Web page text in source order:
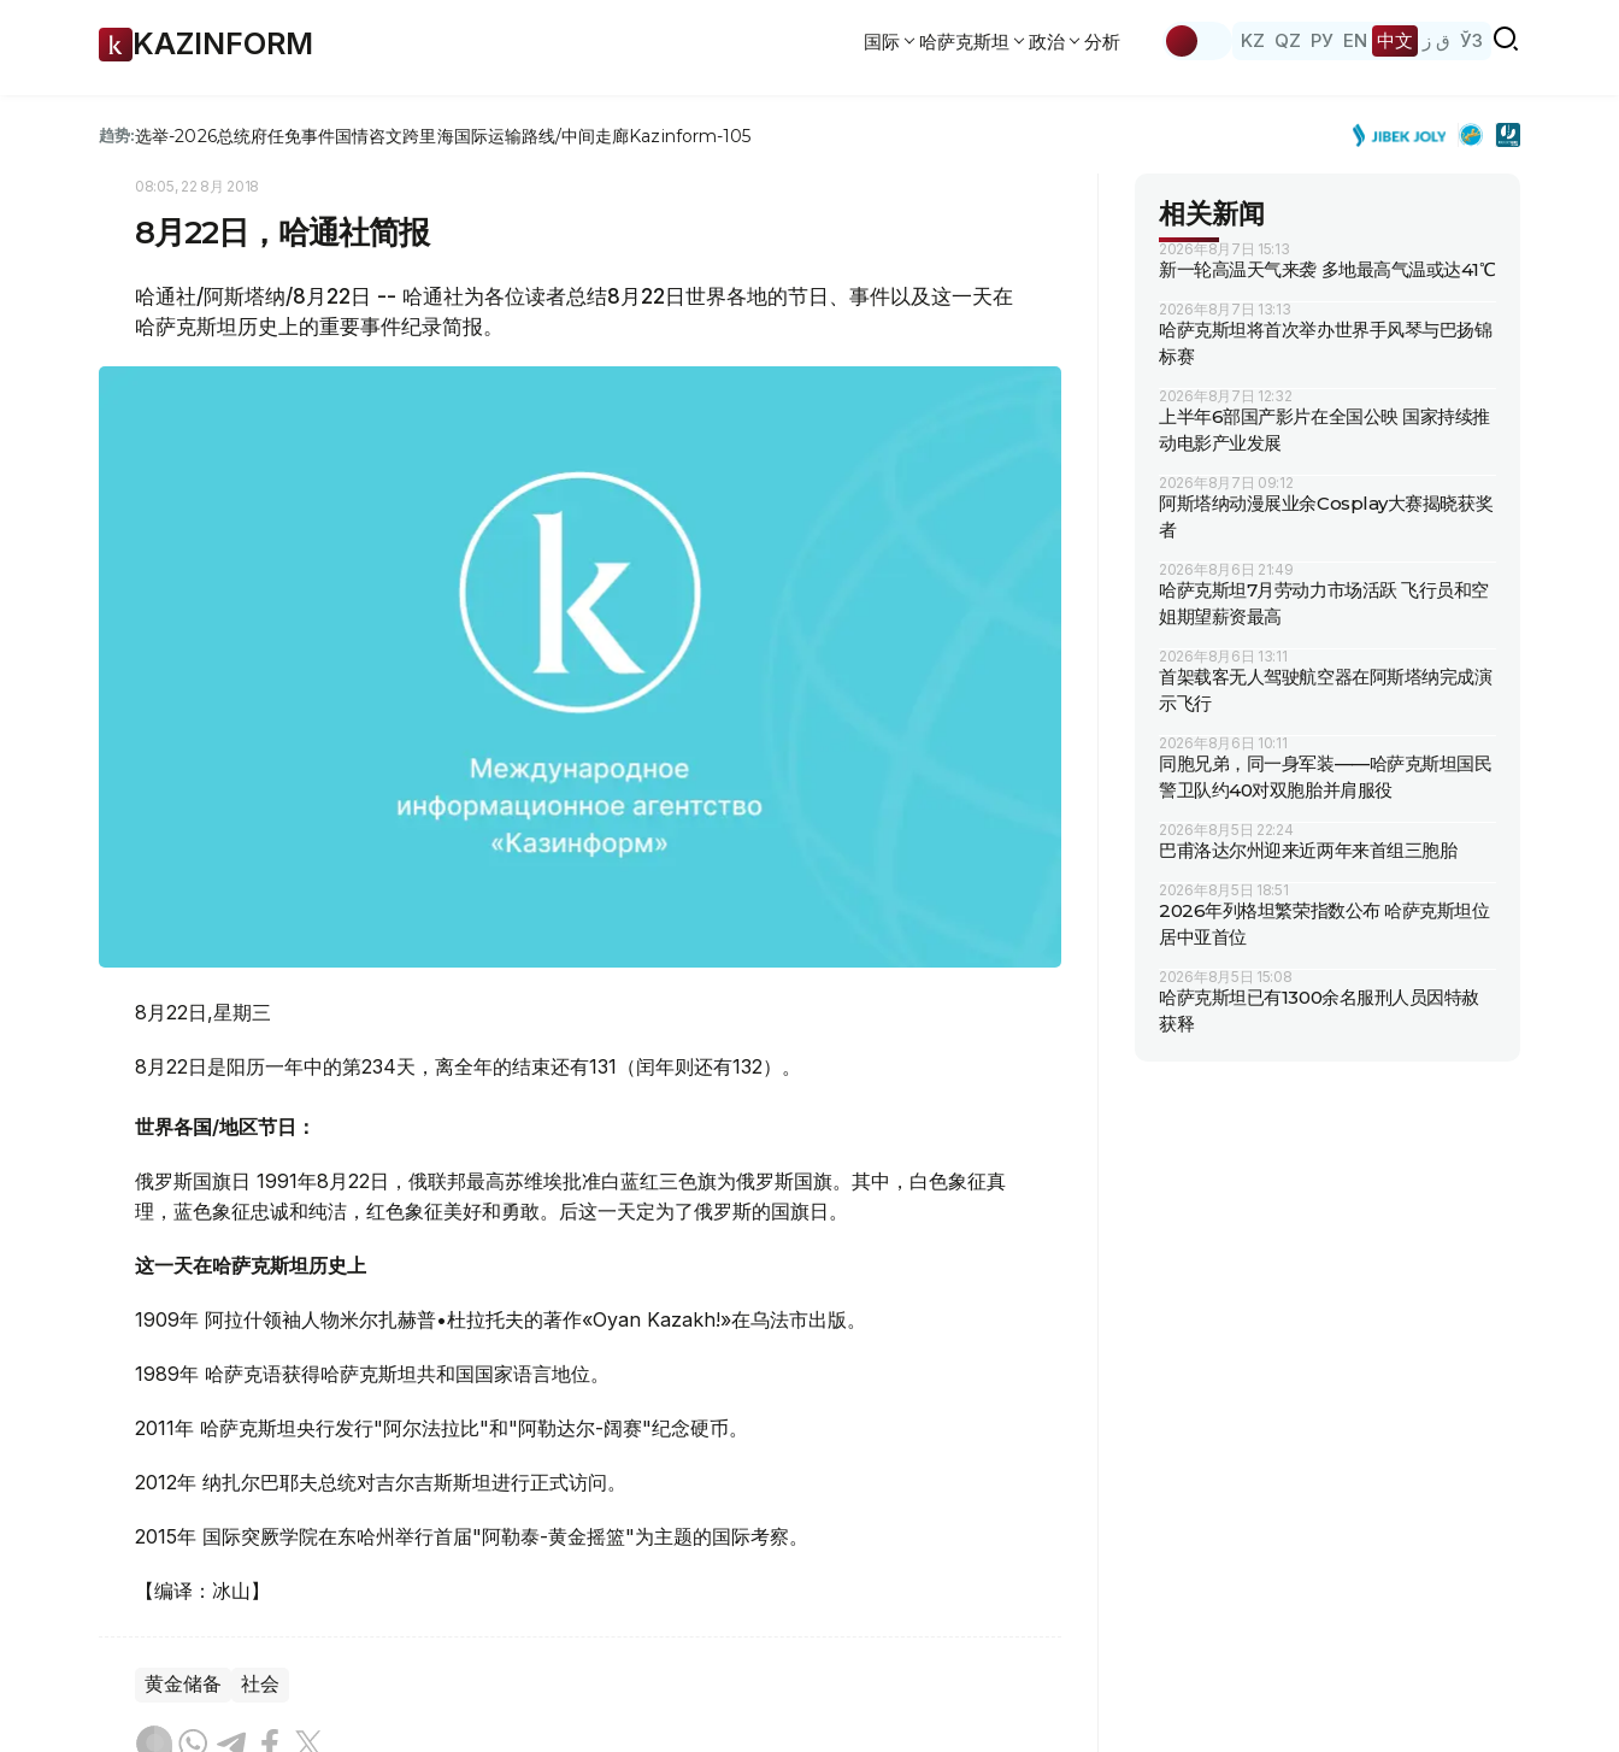
KAZINFORM 国际 哈萨克斯坦 政治 分析 KZ QZ РУ EN 中文 ق ز ЎЗ
趋势:选举-2026总统府任免事件国情咨文跨里海国际运输路线/中间走廊Kazinform-105
08:05, 22 8月 2018
8月22日，哈通社简报
哈通社/阿斯塔纳/8月22日 -- 哈通社为各位读者总结8月22日世界各地的节日、事件以及这一天在
哈萨克斯坦历史上的重要事件纪录简报。
8月22日,星期三
8月22日是阳历一年中的第234天，离全年的结束还有131（闰年则还有132）。
世界各国/地区节日：
俄罗斯国旗日 1991年8月22日，俄联邦最高苏维埃批准白蓝红三色旗为俄罗斯国旗。其中，白色象征真
理，蓝色象征忠诚和纯洁，红色象征美好和勇敢。后这一天定为了俄罗斯的国旗日。
这一天在哈萨克斯坦历史上
1909年 阿拉什领袖人物米尔扎赫普•杜拉托夫的著作«Oyan Kazakh!»在乌法市出版。
1989年 哈萨克语获得哈萨克斯坦共和国国家语言地位。
2011年 哈萨克斯坦央行发行"阿尔法拉比"和"阿勒达尔-阔赛"纪念硬币。
2012年 纳扎尔巴耶夫总统对吉尔吉斯斯坦进行正式访问。
2015年 国际突厥学院在东哈州举行首届"阿勒泰-黄金摇篮"为主题的国际考察。
【编译：冰山】
黄金储备 社会
相关新闻
2026年8月7日 15:13
新一轮高温天气来袭 多地最高气温或达41℃
2026年8月7日 13:13
哈萨克斯坦将首次举办世界手风琴与巴扬锦
标赛
2026年8月7日 12:32
上半年6部国产影片在全国公映 国家持续推
动电影产业发展
2026年8月7日 09:12
阿斯塔纳动漫展业余Cosplay大赛揭晓获奖
者
2026年8月6日 21:49
哈萨克斯坦7月劳动力市场活跃 飞行员和空
姐期望薪资最高
2026年8月6日 13:11
首架载客无人驾驶航空器在阿斯塔纳完成演
示飞行
2026年8月6日 10:11
同胞兄弟，同一身军装——哈萨克斯坦国民
警卫队约40对双胞胎并肩服役
2026年8月5日 22:24
巴甫洛达尔州迎来近两年来首组三胞胎
2026年8月5日 18:51
2026年列格坦繁荣指数公布 哈萨克斯坦位
居中亚首位
2026年8月5日 15:08
哈萨克斯坦已有1300余名服刑人员因特赦
获释